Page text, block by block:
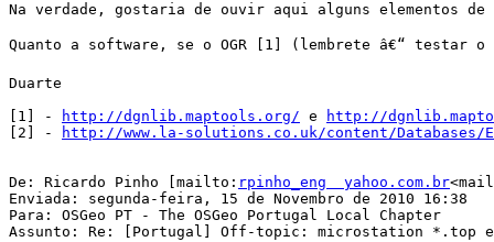
Na verdade, gostaria de ouvir aqui alguns elementos de
Quanto a software, se o OGR [1] (lembrete â€“ testar o
Duarte
[1] -
http://dgnlib.maptools.org/ e
http://
[2] -
http://www.la-solutions.co.uk/content/Databases/
De: Ricardo Pinho [mailto: rpinho_eng  yahoo.com.br
Enviada: segunda-feira, 15 de Novembro de 2010 16:38
Para: OSGeo PT - The OSGeo Portugal Local Chapter
Assunto: Re: [Portugal] Off-topic: microstation *.top